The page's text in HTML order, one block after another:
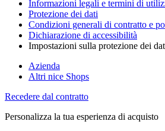
Informazioni legali e termini di
Protezione dei dati
Condizioni generali di contratto e
Dichiarazione di accessibilità
Impostazioni sulla protezione dei
Azienda
Altri nice Shops
Recedere dal contratto
Personalizza la tua esperienza di acquisto